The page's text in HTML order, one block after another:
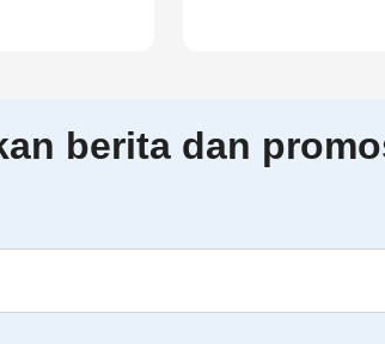
berita dan